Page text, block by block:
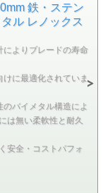
鉄・ステン
ル レノックス
よりブレードの寿命
に最適化されていま
バイメタル構造によ
は無い柔軟性と耐久
安全・コストパフォ